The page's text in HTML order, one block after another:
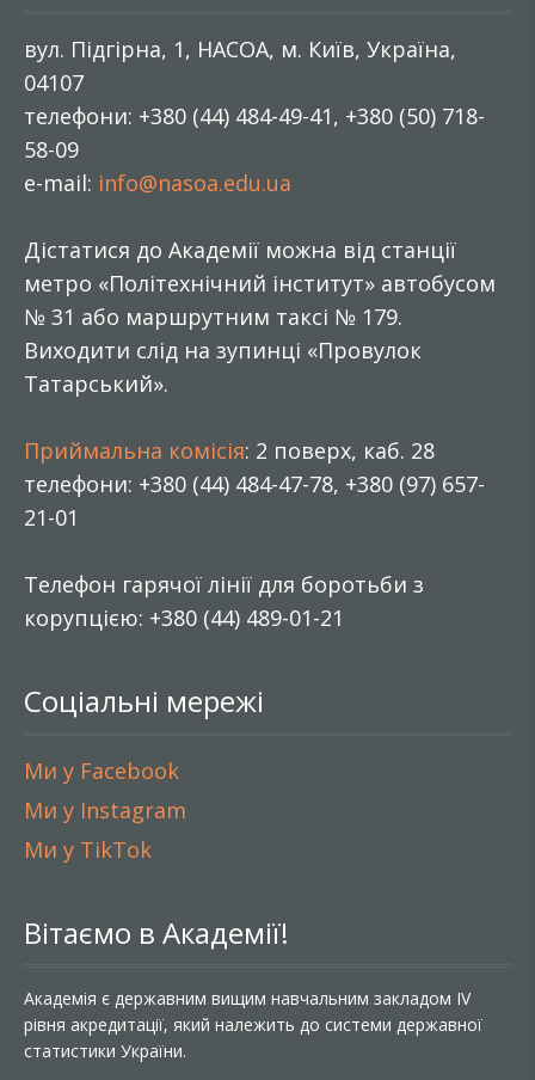
вул. Підгірна, 1, НАСОА, м. Київ, Україна,
04107
телефони: +380 (44) 484-49-41, +380 (50) 718-
58-09
e-mail: info@nasoa.edu.ua
Дістатися до Академії можна від станції
метро «Політехнічний інститут» автобусом
№ 31 або маршрутним таксі № 179.
Виходити слід на зупинці «Провулок
Татарський».
Приймальна комісія: 2 поверх, каб. 28
телефони: +380 (44) 484-47-78, +380 (97) 657-
21-01
Телефон гарячої лінії для боротьби з
корупцією: +380 (44) 489-01-21
Соціальні мережі
Ми у Facebook
Ми у Instagram
Ми у TikTok
Вітаємо в Академії!
Академія є державним вищим навчальним закладом IV
рівня акредитації, який належить до системи державної
статистики України.